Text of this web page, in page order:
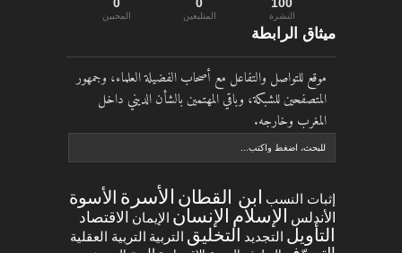
المحبين المتلبعين النشرة
ميثاق الرابطة
موقع للتواصل والتفاعل مع أصحاب الفضيلة العلماء، وجمهور
المتصفحين للشبكة، وباقي المهتمين بالشأن الديني داخل
المغرب وخارجه.
إثبات النسب ابن القطان الأسرة الأسوة
الأندلس الإسلام الإنسان الإيمان الاقتصاد
التأويل التجديد التخليق التربية التربية العقلية